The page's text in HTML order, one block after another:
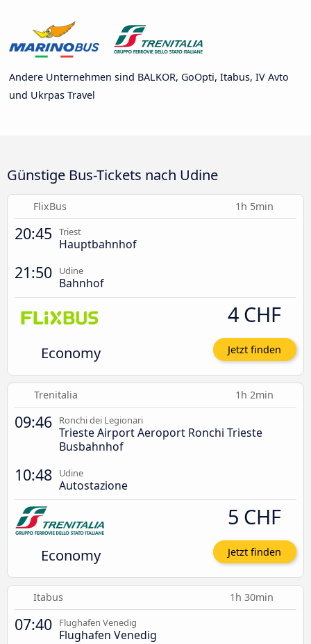
Andere Unternehmen sind BALKOR, GoOpti, Itabus, IV Avto
und Ukrpas Travel
Günstige Bus-Tickets nach Udine
FlixBus 1h 5min
20:45 Triest
Hauptbahnhof
21:50 Udine
Bahnhof
Economy
4 CHF
Jetzt finden
Trenitalia 1h 2min
09:46 Ronchi dei Legionari
Trieste Airport Aeroport Ronchi Trieste
Busbahnhof
10:48 Udine
Autostazione
Economy
5 CHF
Jetzt finden
Itabus 1h 30min
07:40 Flughafen Venedig
Flughafen Venedig